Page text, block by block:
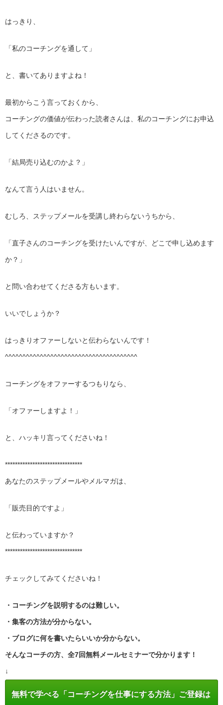
はっきり、
「私のコーチングを通して」
と、書いてありますよね！
最初からこう言っておくから、
コーチングの価値が伝わった読者さんは、私のコーチングにお申込
してくださるのです。
「結局売り込むのかよ？」
なんて言う人はいません。
むしろ、ステップメールを受講し終わらないうちから、
「直子さんのコーチングを受けたいんですが、どこで申し込めます
か？」
と問い合わせてくださる方もいます。
いいでしょうか？
はっきりオファーしないと伝わらないんです！
^^^^^^^^^^^^^^^^^^^^^^^^^^^^^^^^^^^^^^
コーチングをオファーするつもりなら、
「オファーしますよ！」
と、ハッキリ言ってくださいね！
*******************************
あなたのステップメールやメルマガは、
「販売目的ですよ」
と伝わっていますか？
*******************************
チェックしてみてくださいね！
・コーチングを説明するのは難しい。
・集客の方法が分からない。
・ブログに何を書いたらいいか分からない。
そんなコーチの方、全7回無料メールセミナーで分かります！
↓
無料で学べる「コーチングを仕事にする方法」ご登録は